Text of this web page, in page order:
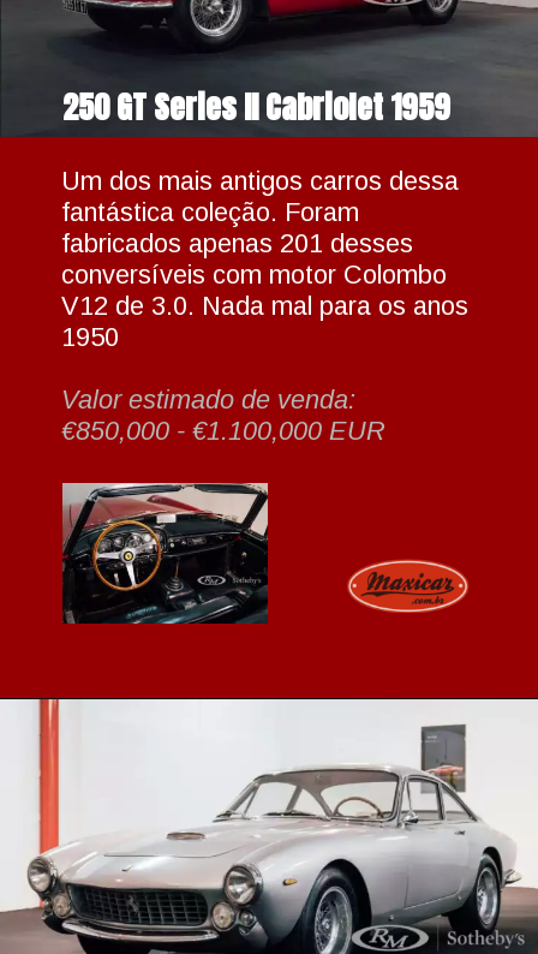
Um dos mais antigos carros dessa
fantástica coleção. Foram
fabricados apenas 201 desses
conversíveis com motor Colombo
V12 de 3.0. Nada mal para os anos
1950
Valor estimado de venda:
€850,000 - €1.100,000 EUR
250 GT Series II Cabriolet 1959